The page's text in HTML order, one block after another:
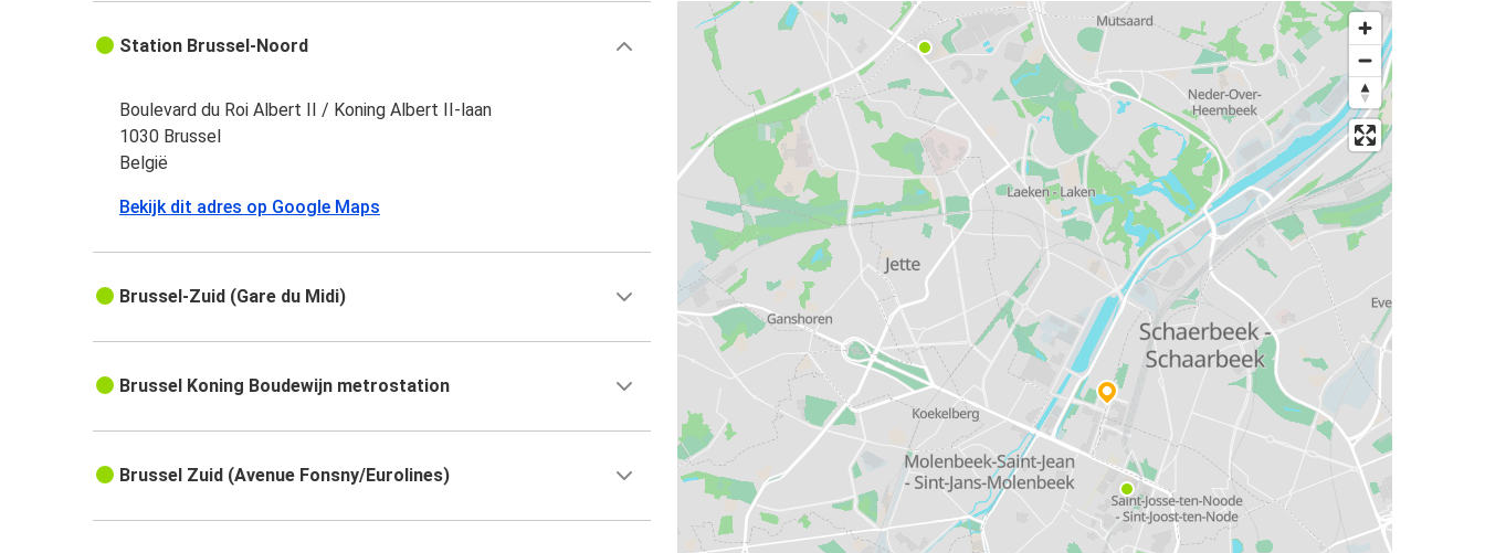
Station Brussel-Noord
Boulevard du Roi Albert II / Koning Albert II-laan
1030 Brussel
België
Bekijk dit adres op Google Maps
Brussel-Zuid (Gare du Midi)
Brussel Koning Boudewijn metrostation
Brussel Zuid (Avenue Fonsny/Eurolines)